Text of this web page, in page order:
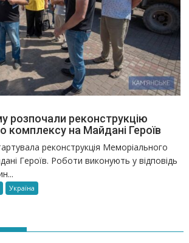
розпочали реконструкцію
комплексу на Майдані Героїв
реконструкція Меморіального
Героїв. Роботи виконують у відповідь
Україна